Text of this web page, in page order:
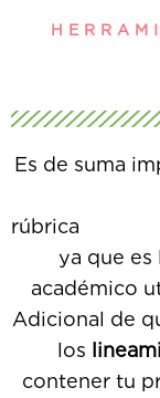
Es de suma
ya que es
académico
Adicional de
los
contener tu